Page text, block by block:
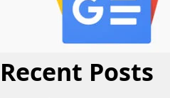
Recent Posts